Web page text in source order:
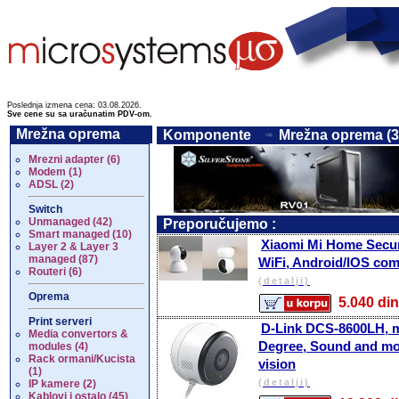
Poslednja izmena cena: 03.08.2026.
Sve cene su sa uračunatim PDV-om.
Mrežna oprema
Mrezni adapter (6)
Modem (1)
ADSL (2)
Switch
Unmanaged (42)
Smart managed (10)
Layer 2 & Layer 3
managed (87)
Routeri (6)
Oprema
Print serveri
Media convertors &
modules (4)
Rack ormani/Kucista
(1)
IP kamere (2)
Kablovi i ostalo (45)
Komponente Mrežna oprema
Preporučujemo :
Xiaomi Mi Home
WiFi, Android/IOS
(detalji)
5.040
D-Link DCS-8600LH,
Degree, Sound and
vision
(detalji)